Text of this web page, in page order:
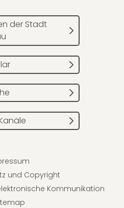
der Stadt
und Copyright
Kommunikation